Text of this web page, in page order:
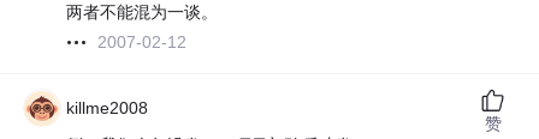
两者不能混为一谈。
2007-02-12
killme2008
赞